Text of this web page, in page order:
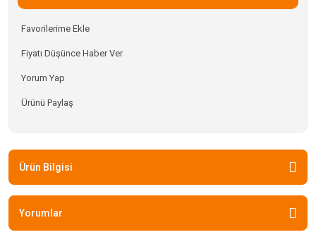
Fiyatı Düşünce Haber Ver
Yorum Yap
Ürünü Paylaş
Ürün Bilgisi
Yorumlar